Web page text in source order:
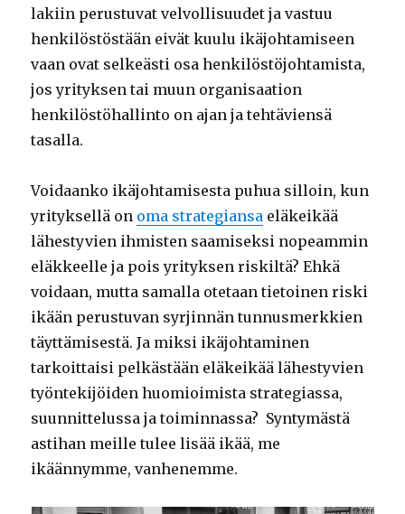
lakiin perustuvat velvollisuudet ja vastuu
henkilöstöstään eivät kuulu ikäjohtamiseen
vaan ovat selkeästi osa henkilöstöjohtamista,
jos yrityksen tai muun organisaation
henkilöstöhallinto on ajan ja tehtäviensä
tasalla.
Voidaanko ikäjohtamisesta puhua silloin, kun
yrityksellä on oma strategiansa eläkeikää
lähestyvien ihmisten saamiseksi nopeammin
eläkkeelle ja pois yrityksen riskiltä? Ehkä
voidaan, mutta samalla otetaan tietoinen riski
ikään perustuvan syrjinnän tunnusmerkkien
täyttämisestä. Ja miksi ikäjohtaminen
tarkoittaisi pelkästään eläkeikää lähestyvien
työntekijöiden huomioimista strategiassa,
suunnittelussa ja toiminnassa? Syntymästä
astihan meille tulee lisää ikää, me
ikäännymme, vanhenemme.